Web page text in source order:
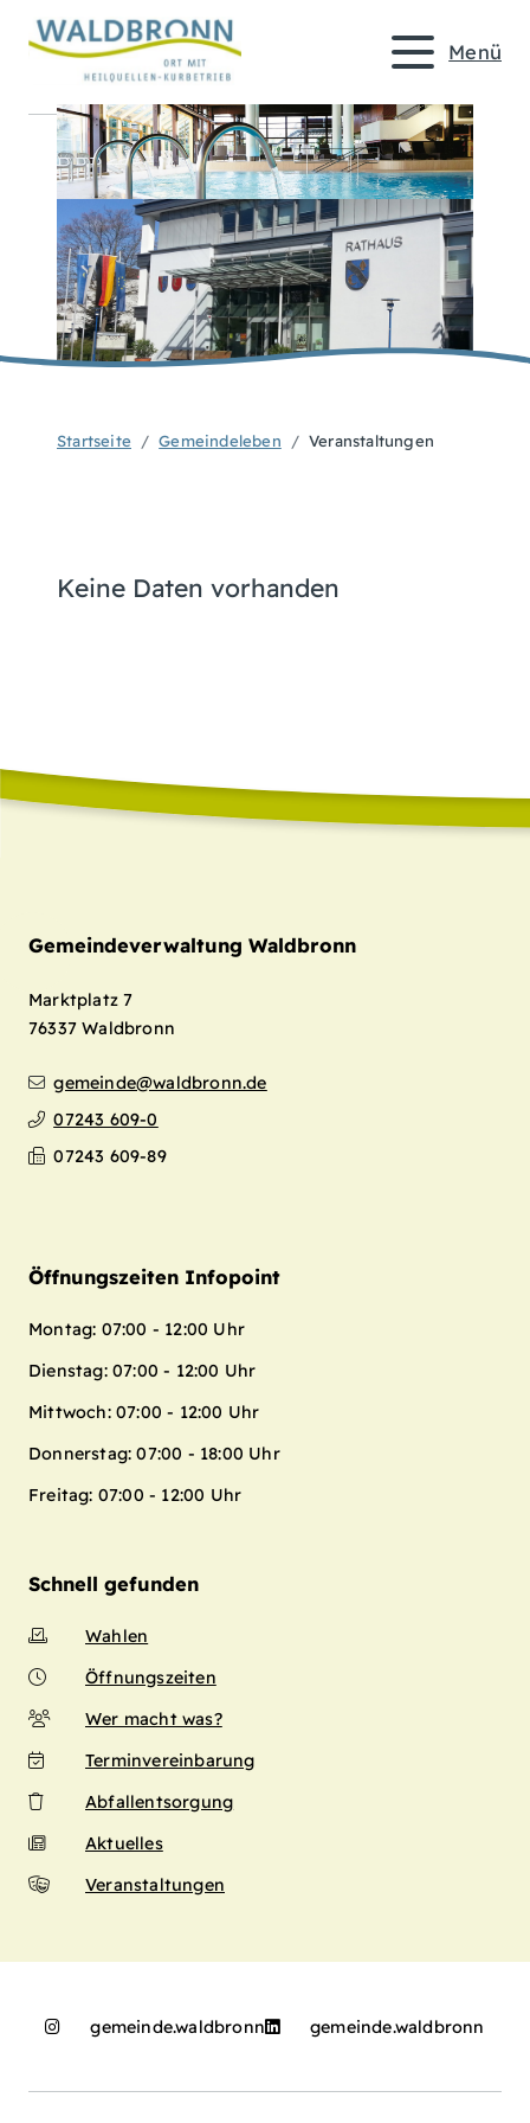
Menü
Startseite Gemeindeleben Veranstaltungen
Keine Daten vorhanden
Gemeindeverwaltung Waldbronn
Marktplatz 7
76337 Waldbronn
gemeinde@waldbronn.de
07243 609-0
07243 609-89
Öffnungszeiten Infopoint
Montag: 07:00 - 12:00 Uhr
Dienstag: 07:00 - 12:00 Uhr
Mittwoch: 07:00 - 12:00 Uhr
Donnerstag: 07:00 - 18:00 Uhr
Freitag: 07:00 - 12:00 Uhr
Schnell gefunden
Wahlen
Öffnungszeiten
Wer macht was?
Terminvereinbarung
Abfallentsorgung
Aktuelles
Veranstaltungen
gemeinde.waldbronn gemeinde.waldbronn